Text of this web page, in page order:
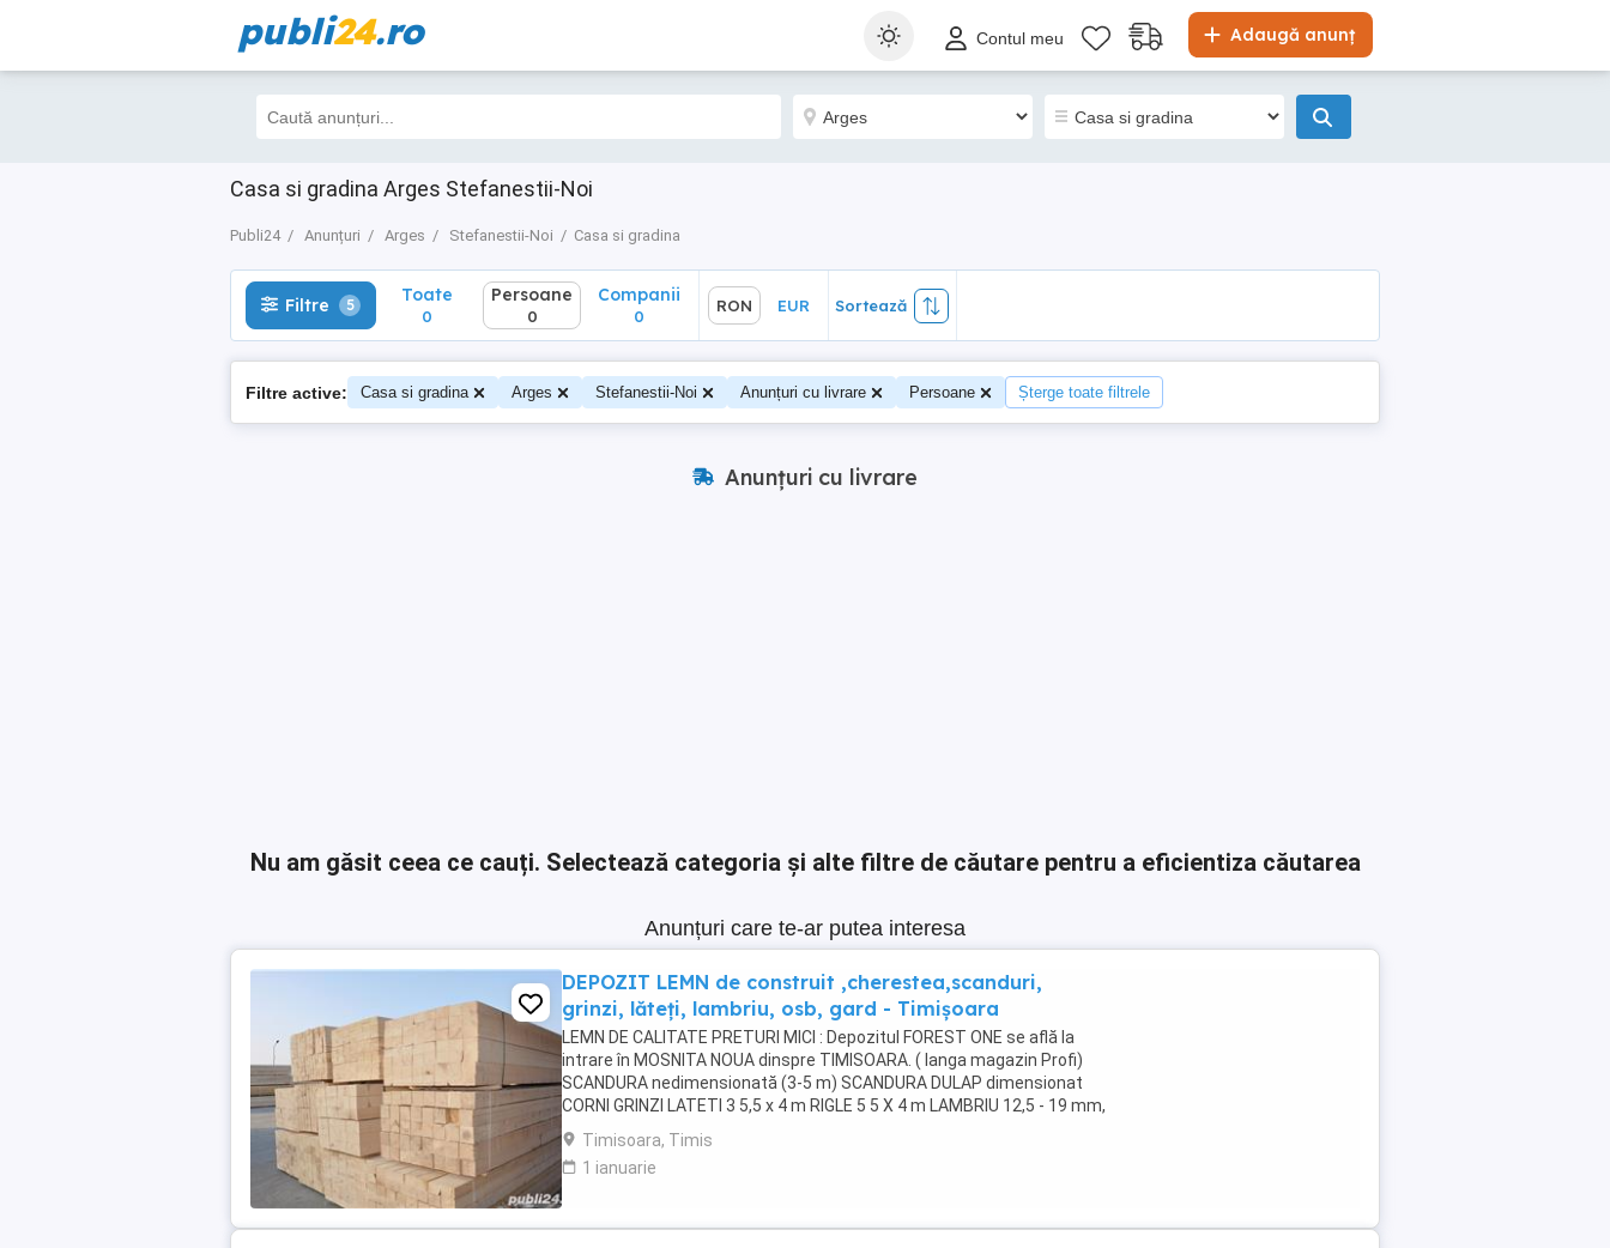
publi24.ro Adaugă anunț
Contul meu
Casa si gradina Arges Stefanestii-Noi
Publi24 Anunțuri Arges Stefanestii-Noi Casa si gradina
Filtre 5 Toate
0
Sortează
Filtre 5 Toate
0
Persoane
0
Companii
0
RON EUR Sortează
Filtre active: Casa si gradina Arges Stefanestii-Noi Anunțuri cu livrare Persoane Șterge toate filtrele
Anunțuri cu livrare
Nu am găsit ceea ce cauți. Selectează categoria și alte filtre de căutare pentru a eficientiza căutarea
Anunțuri care te-ar putea interesa
DEPOZIT LEMN de construit ,cherestea,scanduri,
grinzi, lăteți, lambriu, osb, gard - Timișoara
LEMN DE CALITATE PRETURI MICI : Depozitul FOREST ONE se află la
intrare în MOSNITA NOUA dinspre TIMISOARA. ( langa magazin Profi)
SCANDURA nedimensionată (3-5 m) SCANDURA DULAP dimensionat
CORNI GRINZI LATETI 3 5,5 x 4 m RIGLE 5 5 X 4 m LAMBRIU 12,5 - 19 mm,
3-4m, clasa A PAZIE 20,25 cm ...
Timisoara, Timis
1 ianuarie